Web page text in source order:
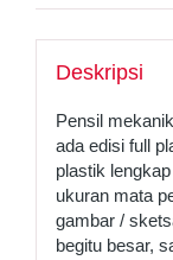
Deskripsi
Pensil
ada edisi full
plastik
ukuran mata
gambar /
begitu besar,